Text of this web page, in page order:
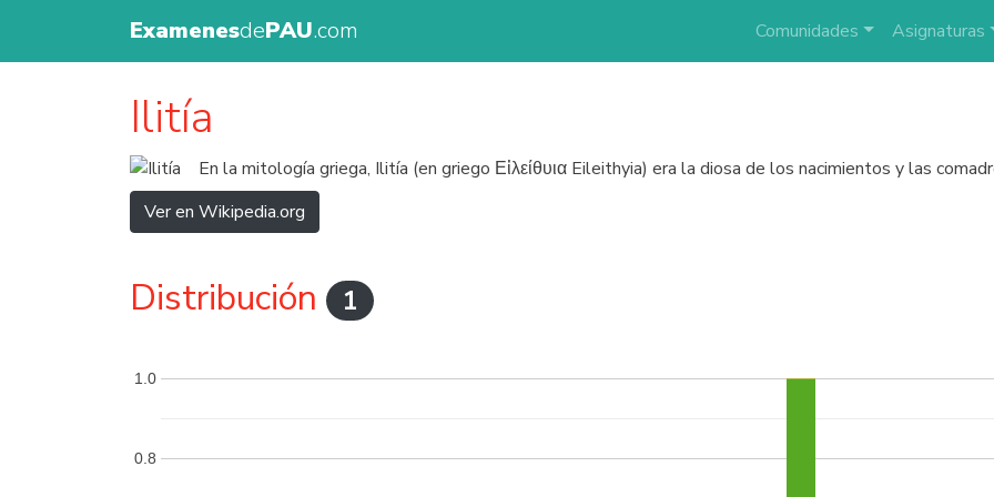
ExamenesdePAU.com Comunidades Asignaturas
Ilitía
En la mitología griega, Ilitía (en griego Εἰλείθυια Eileithyia) era la diosa de los nacimientos y las
Ver en Wikipedia.org
Distribución 1
0.8
1.0